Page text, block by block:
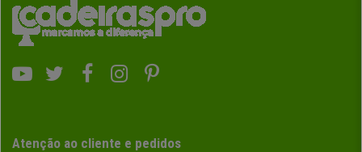
Atenção ao cliente e pedidos